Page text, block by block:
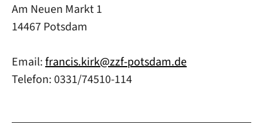
Am Neuen Markt 1
14467 Potsdam
Email:francis.kirk@zzf-potsdam.de
Telefon: 0331/74510-114